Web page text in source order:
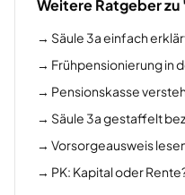
Weitere Ratgeber zu
→ Säule 3a einfach
→ Frühpensionierung in
→ Pensionskasse
→ Säule 3a gestaffelt
→ Vorsorgeausweis
→ PK: Kapital oder